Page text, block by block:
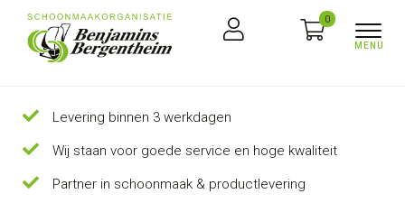
0
Levering binnen 3 werkdagen
Wij staan voor goede service en hoge kwaliteit
Partner in schoonmaak & productlevering